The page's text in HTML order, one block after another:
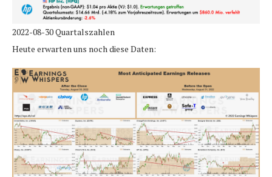
2022-08-30 Quartalszahlen
Heute erwarten uns noch diese Daten: